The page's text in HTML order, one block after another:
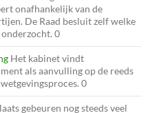
onafhankelijk van de
De Raad besluit zelf welke
0
Het kabinet vindt
als aanvulling op de reeds
0
gebeuren nog steeds veel